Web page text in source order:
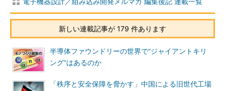
新しい連載記事が 179 件あります
半導体ファウンドリーの世界で“ジャイアントキリ
ング”はあるのか
「秩序と安全保障を脅かす」中国による旧世代工場